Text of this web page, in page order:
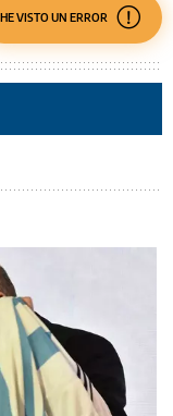
HE VISTO UN ERROR